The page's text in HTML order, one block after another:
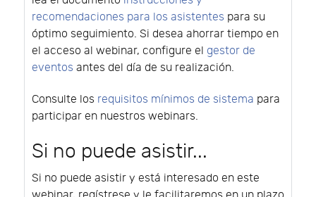
recomendaciones para los asistentes para su
óptimo seguimiento. Si desea ahorrar tiempo en
el acceso al webinar, configure el gestor de
eventos antes del día de su realización.
Consulte los requisitos mínimos de sistema para
participar en nuestros webinars.
Si no puede asistir...
Si no puede asistir y está interesado en este